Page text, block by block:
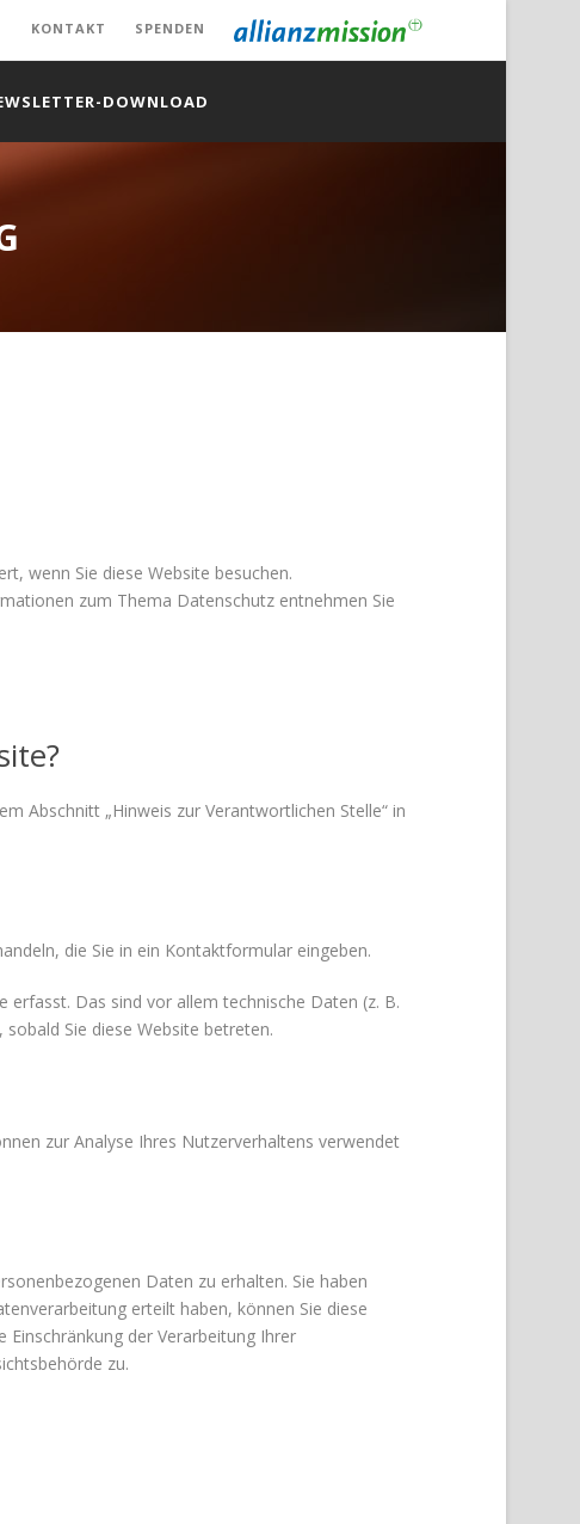
KONTAKT SPENDEN
DOWNLOAD
wenn Sie diese Website besuchen.
zum Thema Datenschutz entnehmen Sie
Abschnitt „Hinweis zur Verantwortlichen Stelle“ in
die Sie in ein Kontaktformular eingeben.
Das sind vor allem technische Daten (z. B.
Sie diese Website betreten.
zur Analyse Ihres Nutzerverhaltens verwendet
Daten zu erhalten. Sie haben
erteilt haben, können Sie diese
der Verarbeitung Ihrer
zu.